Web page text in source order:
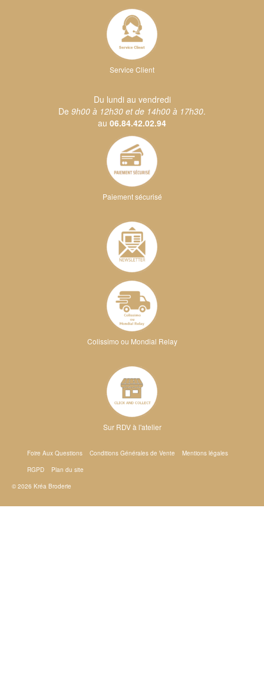
Service Client
Du lundi au vendredi
De 9h00 à 12h30 et de 14h00 à 17h30.
au 06.84.42.02.94
Paiement sécurisé
Colissimo ou Mondial Relay
Sur RDV à l'atelier
Foire Aux Questions Conditions Générales de Vente
Mentions légales
RGPD
Plan du site
© 2026 Kréa Broderie